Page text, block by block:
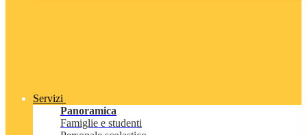
Servizi
Panoramica
Famiglie e studenti